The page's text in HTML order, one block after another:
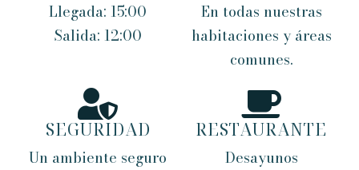
Llegada: 15:00
Salida: 12:00
En todas nuestras
habitaciones y áreas
comunes.
SEGURIDAD
Un ambiente seguro
RESTAURANTE
Desayunos